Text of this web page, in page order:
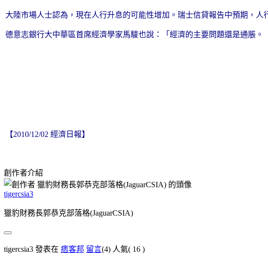
大陸市場人士認為，現在人行升息的可能性增加。瑞士信貸報告中預期，
德意志銀行大中華區首席經濟學家馬駿也說：「經濟的主要問題還是通脹。
【2010/12/02 經濟日報】
創作者介紹
tigercsia3
獵豹財務長郭恭克部落格(JaguarCSIA)
tigercsia3 發表在 痞客邦 留言(4) 人氣( 16 )